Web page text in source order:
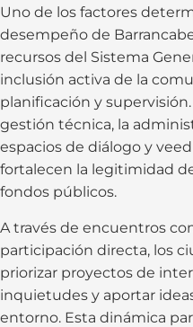
Uno de los factores
desempeño de
recursos del Sistema
inclusión activa de la
planificación y
gestión técnica, la
espacios de diálogo y
fortalecen la legitimidad
fondos públicos.
A través de encuentros
participación directa, los
priorizar proyectos de
inquietudes y aportar
entorno. Esta dinámica